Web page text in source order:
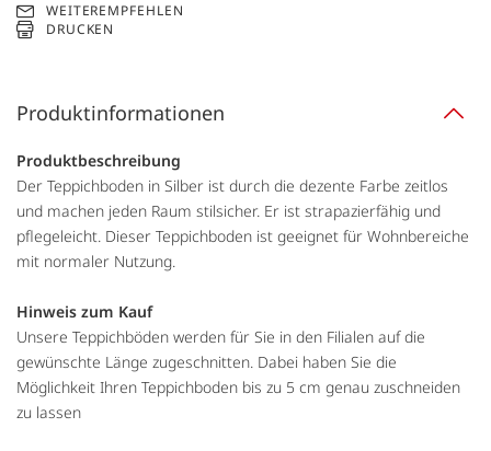
WEITEREMPFEHLEN
DRUCKEN
Produktinformationen
Produktbeschreibung
Der Teppichboden in Silber ist durch die dezente Farbe zeitlos
und machen jeden Raum stilsicher. Er ist strapazierfähig und
pflegeleicht. Dieser Teppichboden ist geeignet für Wohnbereiche
mit normaler Nutzung.
Hinweis zum Kauf
Unsere Teppichböden werden für Sie in den Filialen auf die
gewünschte Länge zugeschnitten. Dabei haben Sie die
Möglichkeit Ihren Teppichboden bis zu 5 cm genau zuschneiden
zu lassen